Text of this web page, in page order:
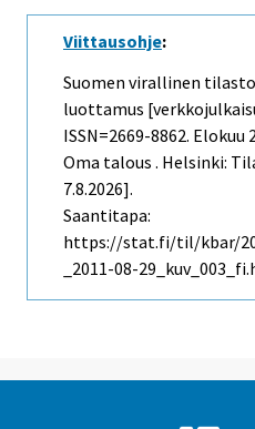
Viittausohje:
Suomen virallinen
luottamus
ISSN=2669-8862. Elokuu
Oma talous . Helsinki:
7.8.2026].
Saantitapa:
https://stat.fi/til/kbar/
_2011-08-